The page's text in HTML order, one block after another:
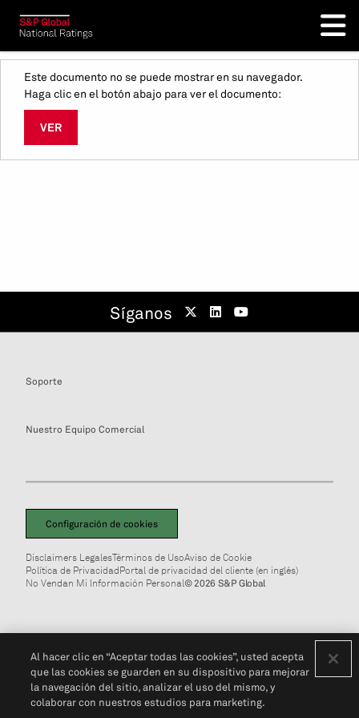
Este documento no se puede mostrar en su navegador.
Haga clic en el botón abajo para ver el documento:
VER
Síganos
Soporte
Nuestro Equipo Comercial
Configuración de cookies
Disclaimers LegalesTérminos de UsoAviso de Cookie
Política de PrivacidadPortal de privacidad del cliente (en inglés)
No Vendan Mi Información Personal© 2026 S&P Global
Al hacer clic en “Aceptar todas las cookies”, usted acepta
que las cookies se guarden en su dispositivo para mejorar
la navegación del sitio, analizar el uso del mismo, y
colaborar con nuestros estudios para marketing.